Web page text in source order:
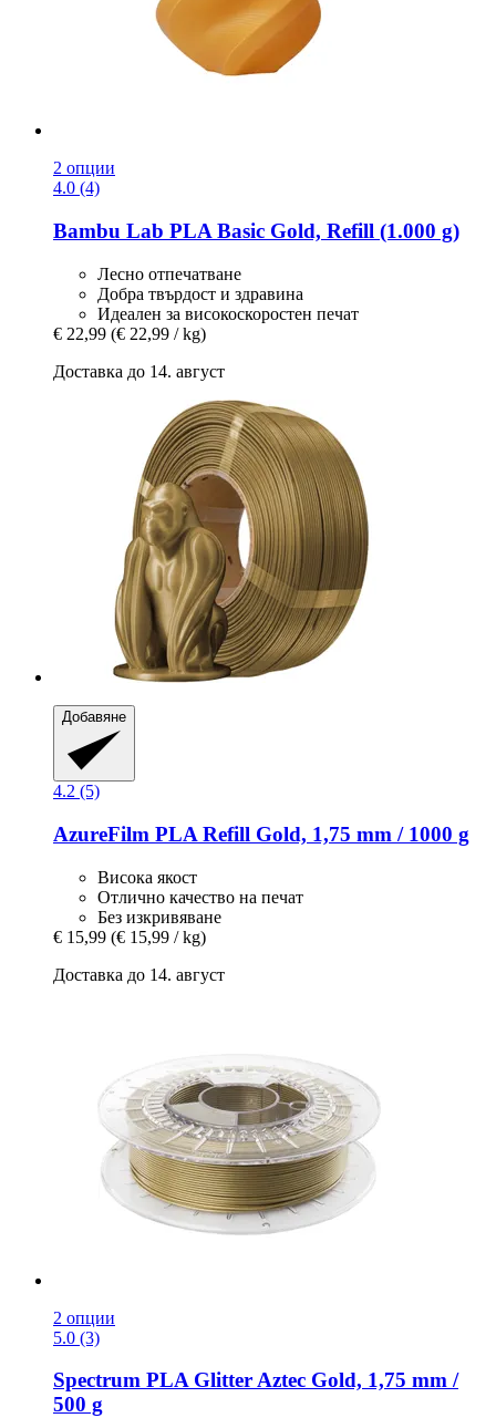
2 опции
4.0 (4)
Bambu Lab PLA Basic Gold, Refill (1.000 g)
Лесно отпечатване
Добра твърдост и здравина
Идеален за високоскоростен печат
€ 22,99 (€ 22,99 / kg)
Доставка до 14. август
Добавяне
4.2 (5)
AzureFilm PLA Refill Gold, 1,75 mm / 1000 g
Висока якост
Отлично качество на печат
Без изкривяване
€ 15,99 (€ 15,99 / kg)
Доставка до 14. август
2 опции
5.0 (3)
Spectrum PLA Glitter Aztec Gold, 1,75 mm /
500 g